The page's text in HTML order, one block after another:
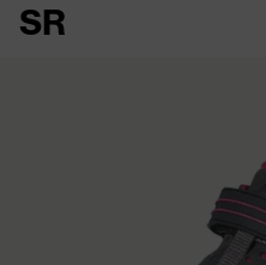
SR